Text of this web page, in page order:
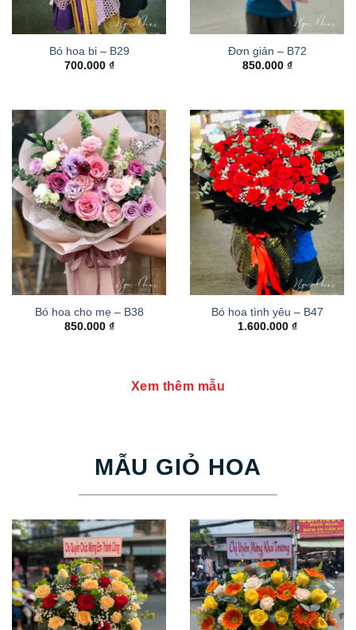
Bó hoa bi – B29
700.000 ₫
Đơn giản – B72
850.000 ₫
Bó hoa cho mẹ – B38
850.000 ₫
Bó hoa tình yêu – B47
1.600.000 ₫
Xem thêm mẫu
MẪU GIỎ HOA